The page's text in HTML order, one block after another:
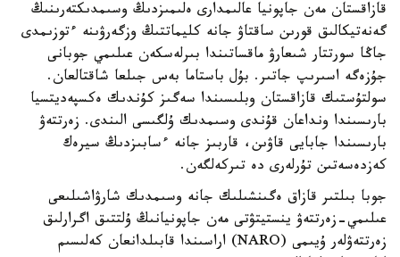
قازاقستان مەن جاپونيا عالىمدارى ەلىمىزدىڭ وسىمدىكتەرىنىڭ
گەنەتيكالىق قورىن ساقتاۋ جانە كليماتتىڭ وزگەرۋىنە ءتوزىمدى
جاڭا سورتتار شىعارۋ ماقساتىندا بىرلەسكەن عىلىمي جوبانى
جۇزەگە اسىرىپ جاتىر. بۇل باستاما بەس جىلعا شاقتالعان.
سولتۇستىك قازاقستان وبلىسىندا سەگىز كۇندىك ەكسپەديتسيا
بارىسىندا ونداعان قۇندى وسىمدىك ۇلگىسى الىندى. زەرتتەۋ
بارىسىندا جابايى قاۋىن، قاربىز جانە ءسابىزدىڭ سيرەك
كەزدەسەتىن تۇرلەرى دە تىركەلگەن.
جوبا بىلتىر قازاق ەگىنشىلىك جانە وسىمدىك شارۋاشىلىعى
عىلىمي-زەرتتەۋ ينستيتۋتى مەن جاپونيانىڭ ۇلتتىق اگرارلىق
زەرتتەۋلەر ۇيىمى (NARO) اراسىندا قابىلدانعان كەلىسىم